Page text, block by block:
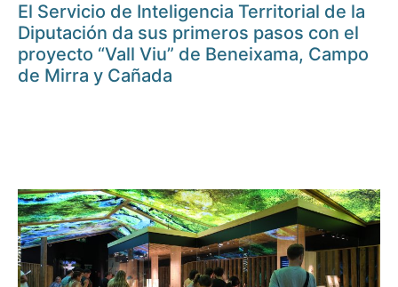
El Servicio de Inteligencia Territorial de la
Diputación da sus primeros pasos con el
proyecto “Vall Viu” de Beneixama, Campo
de Mirra y Cañada